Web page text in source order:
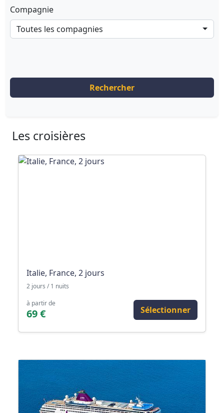
Compagnie
Toutes les compagnies
Rechercher
Les croisières
Italie, France, 2 jours
2 jours / 1 nuits
à partir de
69 € Sélectionner